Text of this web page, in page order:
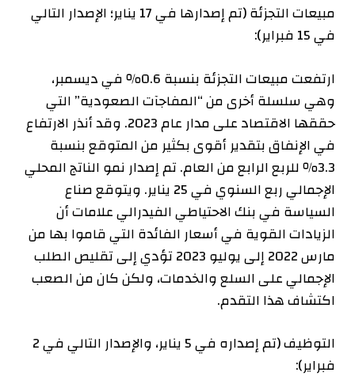
مبيعات التجزئة (تم إصدارها في 17 يناير؛ الإصدار التالي
في 15 فبراير):
ارتفعت مبيعات التجزئة بنسبة 0.6٪ في ديسمبر،
وهي سلسلة أخرى من “المفاجآت الصعودية” التي
حققها الاقتصاد على مدار عام 2023. وقد أنذر الارتفاع
في الإنفاق بتقدير أقوى بكثير من المتوقع بنسبة
3.3٪ للربع الرابع من العام. تم إصدار نمو الناتج المحلي
الإجمالي ربع السنوي في 25 يناير. ويتوقع صناع
السياسة في بنك الاحتياطي الفيدرالي علامات أن
الزيادات القوية في أسعار الفائدة التي قاموا بها من
مارس 2022 إلى يوليو 2023 تؤدي إلى تقليص الطلب
الإجمالي على السلع والخدمات، ولكن كان من الصعب
اكتشاف هذا التقدم.
التوظيف (تم إصداره في 5 يناير، والإصدار التالي في 2
فبراير):